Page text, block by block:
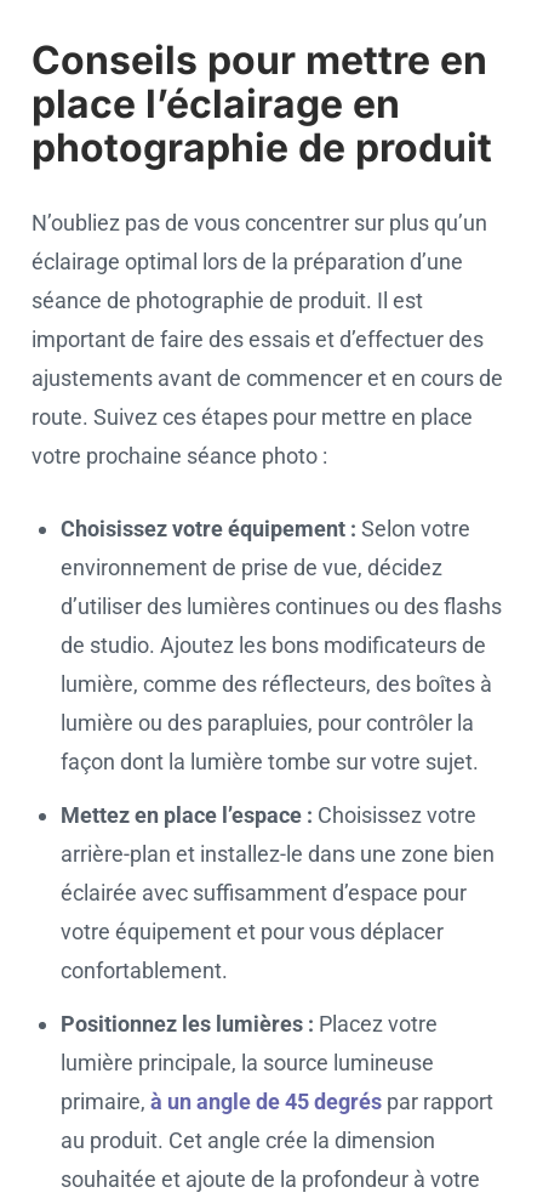
Conseils pour mettre en
place l’éclairage en
photographie de produit
N’oubliez pas de vous concentrer sur plus qu’un
éclairage optimal lors de la préparation d’une
séance de photographie de produit. Il est
important de faire des essais et d’effectuer des
ajustements avant de commencer et en cours de
route. Suivez ces étapes pour mettre en place
votre prochaine séance photo :
Choisissez votre équipement : Selon votre
environnement de prise de vue, décidez
d’utiliser des lumières continues ou des flashs
de studio. Ajoutez les bons modificateurs de
lumière, comme des réflecteurs, des boîtes à
lumière ou des parapluies, pour contrôler la
façon dont la lumière tombe sur votre sujet.
Mettez en place l’espace : Choisissez votre
arrière-plan et installez-le dans une zone bien
éclairée avec suffisamment d’espace pour
votre équipement et pour vous déplacer
confortablement.
Positionnez les lumières : Placez votre
lumière principale, la source lumineuse
primaire, à un angle de 45 degrés par rapport
au produit. Cet angle crée la dimension
souhaitée et ajoute de la profondeur à votre